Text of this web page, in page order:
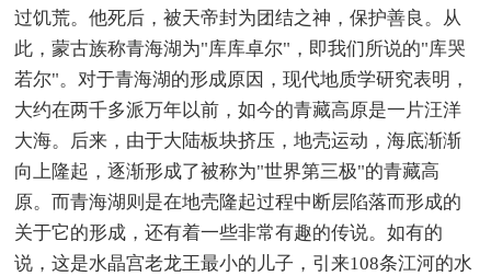
过饥荒。他死后，被天帝封为团结之神，保护善良。从
此，蒙古族称青海湖为"库库卓尔"，即我们所说的"库哭
若尔"。对于青海湖的形成原因，现代地质学研究表明，
大约在两千多派万年以前，如今的青藏高原是一片汪洋
大海。后来，由于大陆板块挤压，地壳运动，海底渐渐
向上隆起，逐渐形成了被称为"世界第三极"的青藏高
原。而青海湖则是在地壳隆起过程中断层陷落而形成的
关于它的形成，还有着一些非常有趣的传说。如有的
说，这是水晶宫老龙王最小的儿子，引来108条江河的水